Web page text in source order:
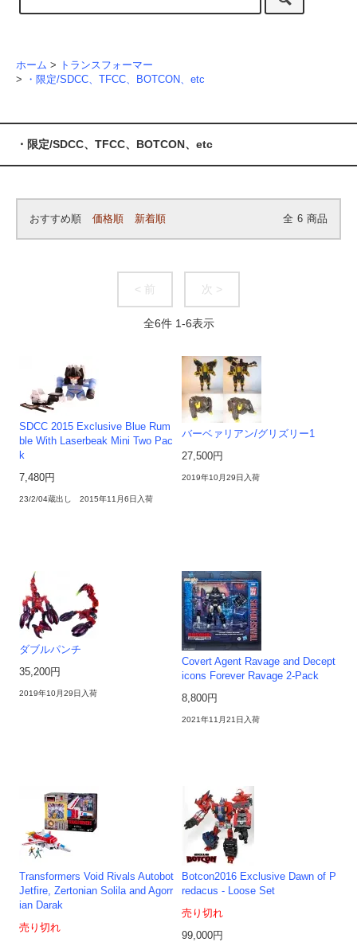
ホーム >
トランスフォーマー
>
・限定/SDCC、TFCC、BOTCON、etc
・限定/SDCC、TFCC、BOTCON、etc
おすすめ順 価格順 新着順 全 6 商品
< 前 次 >
全6件 1-6表示
SDCC 2015 Exclusive Blue Rum
ble With Laserbeak Mini Two Pac
k
7,480円
23/2/04蔵出し 2015年11月6日入荷
バーベァリアン/グリズリー1
27,500円
2019年10月29日入荷
ダブルパンチ
35,200円
2019年10月29日入荷
Covert Agent Ravage and Decept
icons Forever Ravage 2-Pack
8,800円
2021年11月21日入荷
Transformers Void Rivals Autobot
Jetfire, Zertonian Solila and Agorr
ian Darak
売り切れ
Botcon2016 Exclusive Dawn of P
redacus - Loose Set
売り切れ
99,000円